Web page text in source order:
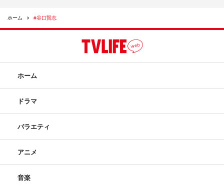
ホーム #谷口賢志
ホーム
ドラマ
バラエティ
アニメ
音楽